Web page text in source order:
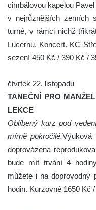
cimbálovou kapelou
v nejrůznějších zemích
turné, v rámci nichž
Lucernu. Koncert. KC
sezení 450 Kč / 390 Kč /
čtvrtek 22. listopadu
TANEČNÍ PRO
LEKCE
Oblíbený kurz pod
mírně pokročilé.Výuková
doprovázena
bude mít trvání 4
můžete i na doprovodný
hodin. Kurzovné 1650 Kč